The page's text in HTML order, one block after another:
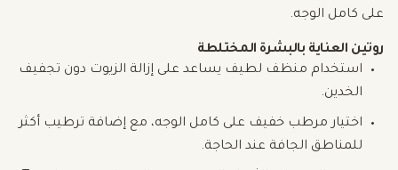
على كامل الوجه.
روتين العناية بالبشرة المختلطة
استخدام منظف لطيف يساعد على إزالة الزيوت دون تجفيف
الخدين.
اختيار مرطب خفيف على كامل الوجه، مع إضافة ترطيب أكثر
للمناطق الجافة عند الحاجة.